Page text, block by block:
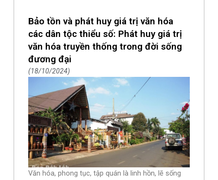
Bảo tồn và phát huy giá trị văn hóa
các dân tộc thiểu số: Phát huy giá trị
văn hóa truyền thống trong đời sống
đương đại
18/10/2024
Văn hóa, phong tục, tập quán là linh hồn, lẽ sống